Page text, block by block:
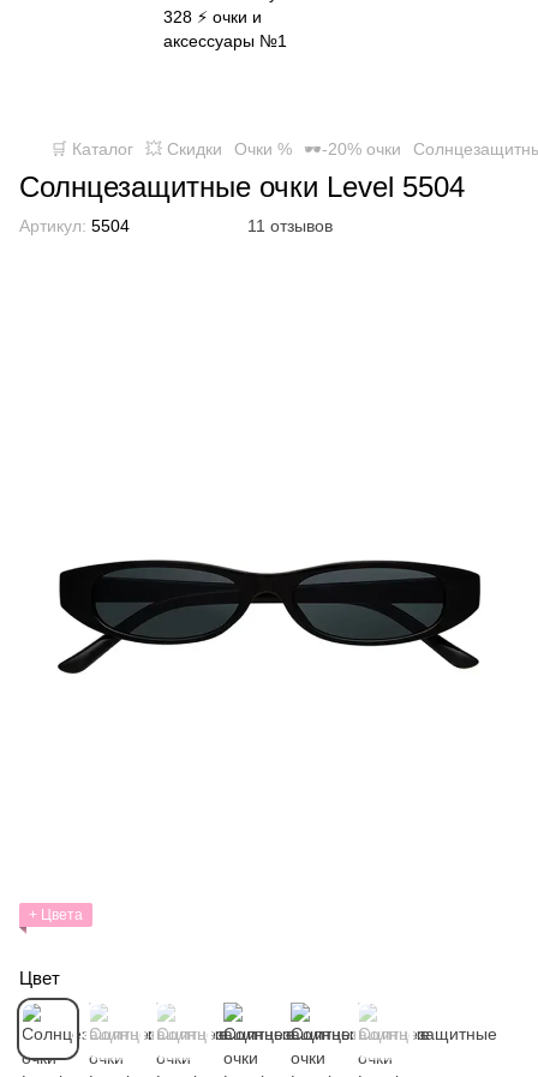
🛒 Каталог 💥 Скидки Очки % 🕶-20% очки
Солнцезащитные очки Level 5504
Артикул: 5504 11 отзывов
+ Цвета
Цвет